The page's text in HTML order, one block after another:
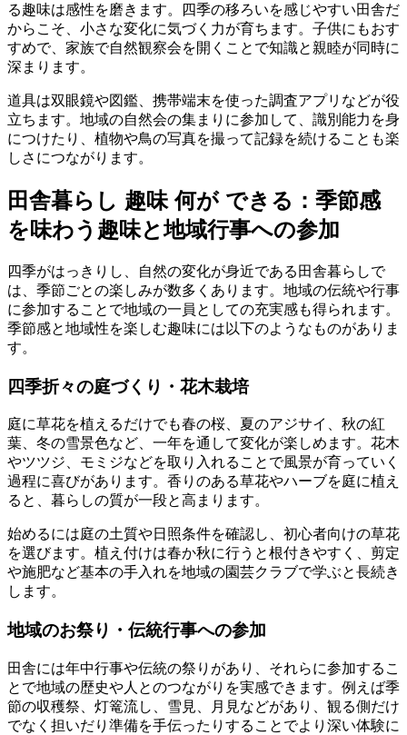
る趣味は感性を磨きます。四季の移ろいを感じやすい田舎だ
からこそ、小さな変化に気づく力が育ちます。子供にもおす
すめで、家族で自然観察会を開くことで知識と親睦が同時に
深まります。
道具は双眼鏡や図鑑、携帯端末を使った調査アプリなどが役
立ちます。地域の自然会の集まりに参加して、識別能力を身
につけたり、植物や鳥の写真を撮って記録を続けることも楽
しさにつながります。
田舎暮らし 趣味 何が できる：季節感
を味わう趣味と地域行事への参加
四季がはっきりし、自然の変化が身近である田舎暮らしで
は、季節ごとの楽しみが数多くあります。地域の伝統や行事
に参加することで地域の一員としての充実感も得られます。
季節感と地域性を楽しむ趣味には以下のようなものがありま
す。
四季折々の庭づくり・花木栽培
庭に草花を植えるだけでも春の桜、夏のアジサイ、秋の紅
葉、冬の雪景色など、一年を通して変化が楽しめます。花木
やツツジ、モミジなどを取り入れることで風景が育っていく
過程に喜びがあります。香りのある草花やハーブを庭に植え
ると、暮らしの質が一段と高まります。
始めるには庭の土質や日照条件を確認し、初心者向けの草花
を選びます。植え付けは春か秋に行うと根付きやすく、剪定
や施肥など基本の手入れを地域の園芸クラブで学ぶと長続き
します。
地域のお祭り・伝統行事への参加
田舎には年中行事や伝統の祭りがあり、それらに参加するこ
とで地域の歴史や人とのつながりを実感できます。例えば季
節の収穫祭、灯篭流し、雪見、月見などがあり、観る側だけ
でなく担いだり準備を手伝ったりすることでより深い体験に